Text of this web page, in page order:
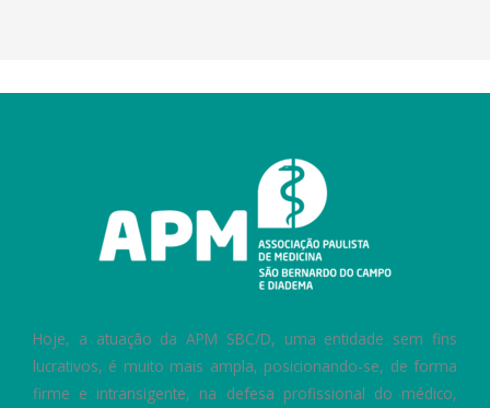
Hoje, a atuação da APM SBC/D, uma entidade sem fins
lucrativos, é muito mais ampla, posicionando-se, de forma
firme e intransigente, na defesa profissional do médico,